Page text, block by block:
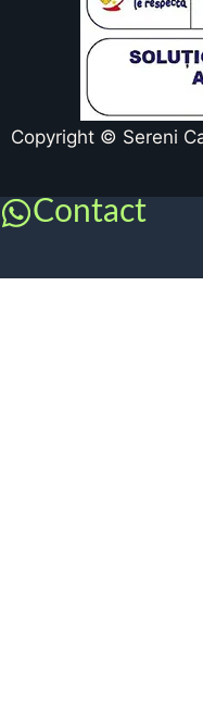
Copyright © Sereni
Contact